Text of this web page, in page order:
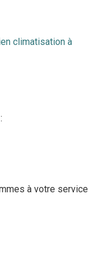
climatisation à
à votre service